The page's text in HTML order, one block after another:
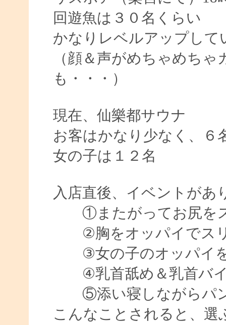
回遊魚は３０名くらい
かなりレベルアップして
（顔＆声がめちゃめち
も・・・）
現在、仙樂都サウナ
お客はかなり少なく、６
女の子は１２名
入店直後、イベントがあ
①またがってお尻を
②胸をオッパイでス
③女の子のオッパイを
④乳首舐め＆乳首バイ
⑤添い寝しながらパン
こんなことされると、